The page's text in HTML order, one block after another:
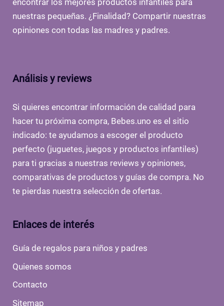
encontrar los mejores productos infantiles para
nuestras pequeñas. ¿Finalidad? Compartir nuestras
opiniones con todas las madres y padres.
Análisis y reviews
Si quieres encontrar información de calidad para
hacer tu próxima compra, Bebes.uno es el sitio
indicado: te ayudamos a escoger el producto
perfecto (juguetes, juegos y productos infantiles)
para ti gracias a nuestras reviews y opiniones,
comparativas de productos y guías de compra. No
te pierdas nuestra selección de ofertas.
Enlaces de interés
Guía de regalos para niños y padres
Quienes somos
Contacto
Sitemap